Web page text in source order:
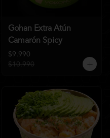
Gohan Extra Atún
Camarón Spicy
$9.990
$10.990